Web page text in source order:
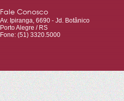
Fale Conosco
Av. Ipiranga, 6690 - Jd. Botânico
Porto Alegre / RS
Fone: (51) 3320.5000